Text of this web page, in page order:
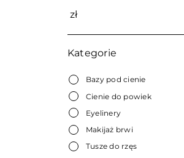
zł
Kategorie
Bazy pod cienie
Cienie do powiek
Eyelinery
Makijaż brwi
Tusze do rzęs